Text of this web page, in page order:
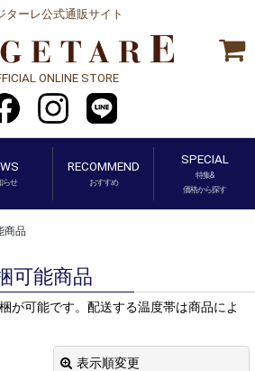
ターレ公式通販サイト
ONLINE STORE
らせ
RECOMMEND
おすすめ
SPECIAL
特集&
価格から探す
商品
可能商品
が可能です。配送する温度帯は商品によ
表示順変更